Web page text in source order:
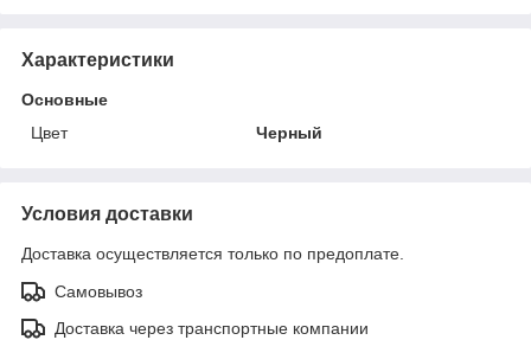
Характеристики
Основные
Цвет
Черный
Условия доставки
Доставка осуществляется только по предоплате.
Самовывоз
Доставка через транспортные компании